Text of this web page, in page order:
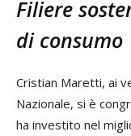
Filiere
di consumo
Cristian Maretti, ai
Nazionale, si è
ha investito nel